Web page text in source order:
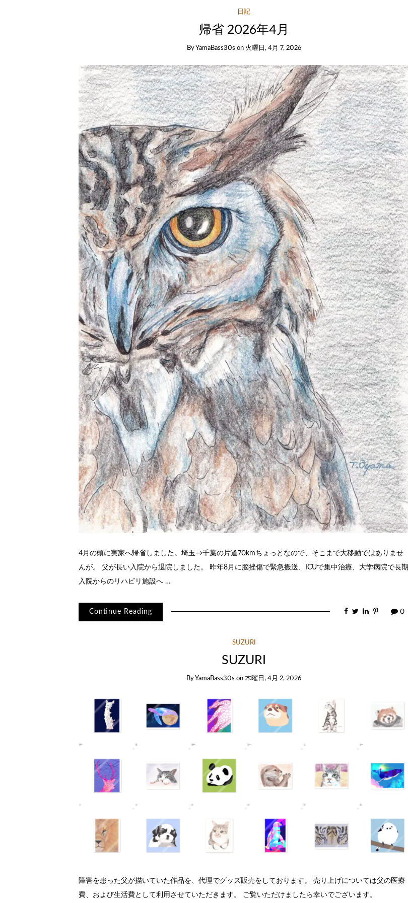
日記
帰省 2026年4月
ByYamaBass30s on 火曜日, 4月 7, 2026
4月の頭に実家へ帰省しました。埼玉→千葉の片道70kmちょっとなので、そこまで大移動ではありませ
んが。 父が長い入院から退院しました。 昨年8月に脳挫傷で緊急搬送、ICUで集中治療、大学病院で長期
入院からのリハビリ施設へ …
Continue Reading 0
SUZURI
SUZURI
ByYamaBass30s on木曜日, 4月 2, 2026
障害を患った父が描いていた作品を、代理でグッズ販売をしております。 売り上げについては父の医療
費、および生活費として利用させていただきます。 ご覧いただけましたら幸いでございます。